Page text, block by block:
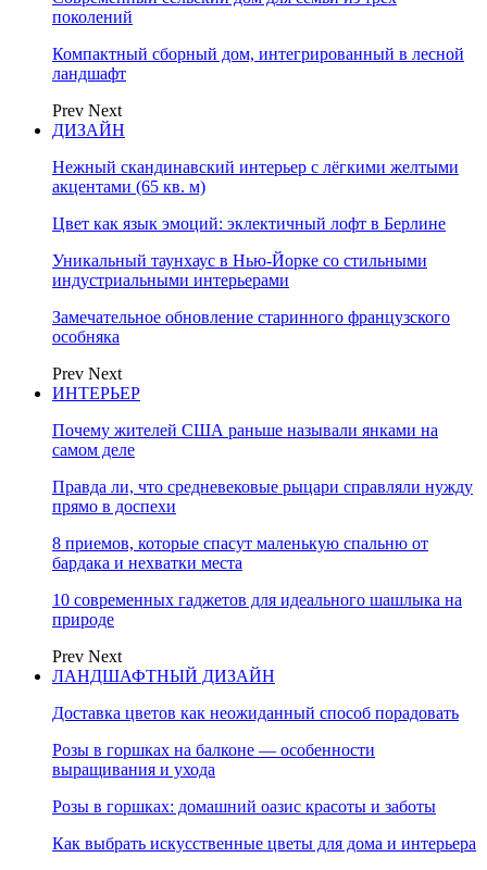
поколений
Компактный сборный дом, интегрированный в лесной
ландшафт
Prev Next
ДИЗАЙН
Нежный скандинавский интерьер с лёгкими желтыми
акцентами (65 кв. м)
Цвет как язык эмоций: эклектичный лофт в Берлине
Уникальный таунхаус в Нью-Йорке со стильными
индустриальными интерьерами
Замечательное обновление старинного французского
особняка
Prev Next
ИНТЕРЬЕР
Почему жителей США раньше называли янками на
самом деле
Правда ли, что средневековые рыцари справляли нужду
прямо в доспехи
8 приемов, которые спасут маленькую спальню от
бардака и нехватки места
10 современных гаджетов для идеального шашлыка на
природе
Prev Next
ЛАНДШАФТНЫЙ ДИЗАЙН
Доставка цветов как неожиданный способ порадовать
Розы в горшках на балконе — особенности
выращивания и ухода
Розы в горшках: домашний оазис красоты и заботы
Как выбрать искусственные цветы для дома и интерьера